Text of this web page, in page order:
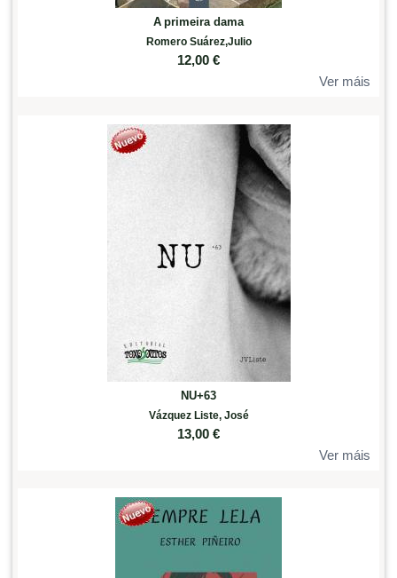
A primeira dama
Romero Suárez,Julio
12,00 €
Ver máis
NU+63
Vázquez Liste, José
13,00 €
Ver máis